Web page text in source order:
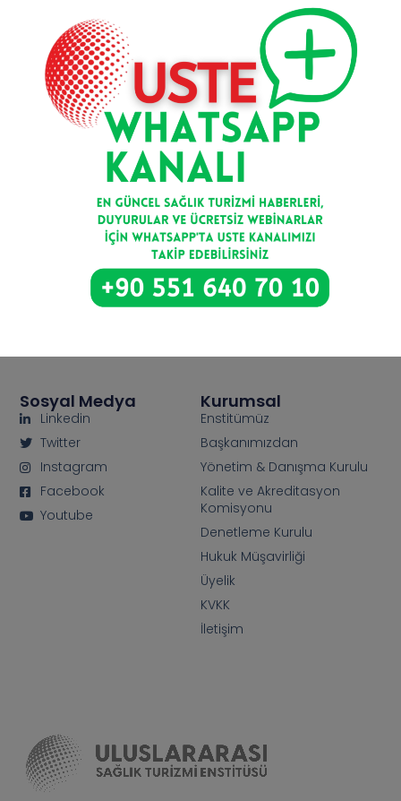
Kurumsal
Enstitümüz
Başkanımızdan
Yönetim & Danışma Kurulu
Kalite ve Akreditasyon
Komisyonu
Denetleme Kurulu
Hukuk Müşavirliği
Üyelik
KVKK
İletişim
Sosyal Medya
Linkedin
Twitter
Instagram
Facebook
Youtube
Bize Ulaşın
Balgat Mahallesi, Ceyhun Atuf Kansu Caddesi, 36/6
info@uste.org.tr
0 551 640 70 10